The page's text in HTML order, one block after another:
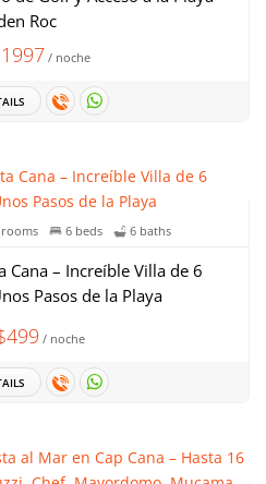
Roc
/ noche
6 beds 6 baths
Cana – Increíble Villa de 6
Pasos de la Playa
/ noche